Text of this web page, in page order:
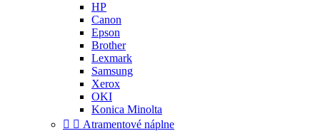
HP
Canon
Epson
Brother
Lexmark
Samsung
Xerox
OKI
Konica Minolta
  Atramentové náplne